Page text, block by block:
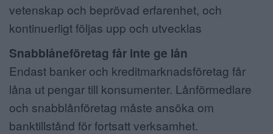
vetenskap och beprövad erfarenhet, och
kontinuerligt följas upp och utvecklas
Snabblåneföretag får inte ge lån
Endast banker och kreditmarknadsföretag får
låna ut pengar till konsumenter. Lånförmedlare
och snabblånföretag måste ansöka om
banktillstånd för fortsatt verksamhet.